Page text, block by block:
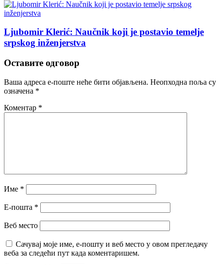
Ljubomir Klerić: Naučnik koji je postavio temelje
srpskog inženjerstva
Оставите одговор
Ваша адреса е-поште неће бити објављена. Неопходна поља су
означена *
Коментар *
Име *
Е-пошта *
Веб место
Сачувај моје име, е-пошту и веб место у овом прегледачу
веба за следећи пут када коментаришем.